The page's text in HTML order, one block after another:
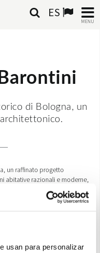
usan para personalizar
ES
MENU
di Bologna, un
un raffinato progetto
abitative razionali e moderne,
(domotica) e sono
abitativi l’efficienza dei
dei costi di gestione.
di unire l’efficienza di un
statico della piastra.
elegante e minimale, Bi2